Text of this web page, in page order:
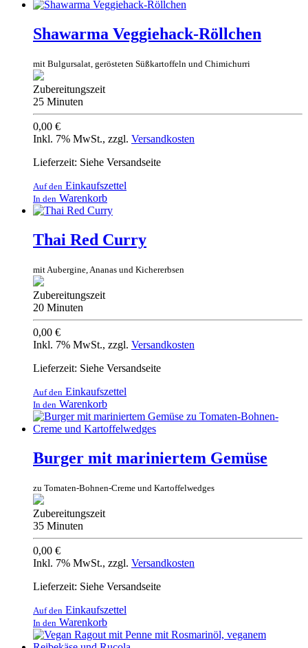
Shawarma Veggiehack-Röllchen
mit Bulgursalat, gerösteten Süßkartoffeln und Chimichurri
Zubereitungszeit
25 Minuten
0,00 €
Inkl. 7% MwSt., zzgl. Versandkosten
Lieferzeit: Siehe Versandseite
Auf den Einkaufszettel
In den Warenkorb
Thai Red Curry
mit Aubergine, Ananas und Kichererbsen
Zubereitungszeit
20 Minuten
0,00 €
Inkl. 7% MwSt., zzgl. Versandkosten
Lieferzeit: Siehe Versandseite
Auf den Einkaufszettel
In den Warenkorb
Burger mit mariniertem Gemüse
zu Tomaten-Bohnen-Creme und Kartoffelwedges
Zubereitungszeit
35 Minuten
0,00 €
Inkl. 7% MwSt., zzgl. Versandkosten
Lieferzeit: Siehe Versandseite
Auf den Einkaufszettel
In den Warenkorb